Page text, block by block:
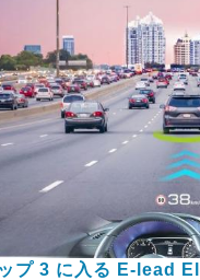
プ 3 に入る E-lead